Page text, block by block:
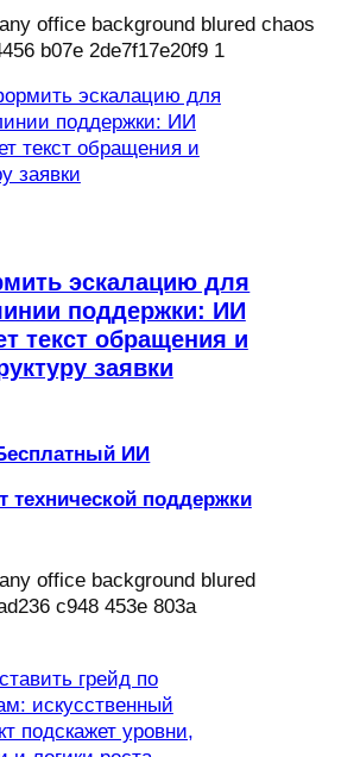
эскалацию для
поддержки: ИИ
текст обращения и
заявки
ИИ
технической поддержки